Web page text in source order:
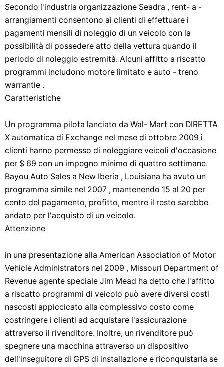
Secondo l'industria organizzazione Seadra , rent- a -
arrangiamenti consentono ai clienti di effettuare i
pagamenti mensili di noleggio di un veicolo con la
possibilità di possedere atto della vettura quando il
periodo di noleggio estremità. Alcuni affitto a riscatto
programmi includono motore limitato e auto - treno
warrantie .
Caratteristiche
Un programma pilota lanciato da Wal- Mart con DIRETTA
X automatica di Exchange nel mese di ottobre 2009 i
clienti hanno permesso di noleggiare veicoli d'occasione
per $ 69 con un impegno minimo di quattro settimane.
Bayou Auto Sales a New Iberia , Louisiana ha avuto un
programma simile nel 2007 , mantenendo 15 al 20 per
cento del pagamento, profitto, mentre il resto sarebbe
andato per l'acquisto di un veicolo.
Attenzione
in una presentazione alla American Association of Motor
Vehicle Administrators nel 2009 , Missouri Department of
Revenue agente speciale Jim Mead ha detto che l'affitto
a riscatto programmi di veicolo può avere diversi costi
nascosti appiccicato alla complessivo costo come
costringere i clienti ad acquistare l'assicurazione
attraverso il rivenditore. Inoltre, un rivenditore può
spegnere una macchina attraverso un dispositivo
dell'inseguitore di GPS di installazione e riconquistarla se